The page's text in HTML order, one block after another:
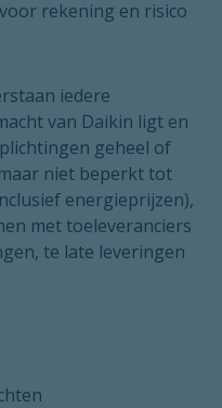
rekening en risico
iedere
van Daikin ligt en
geheel of
niet beperkt tot
energieprijzen),
met toeleveranciers
te late leveringen